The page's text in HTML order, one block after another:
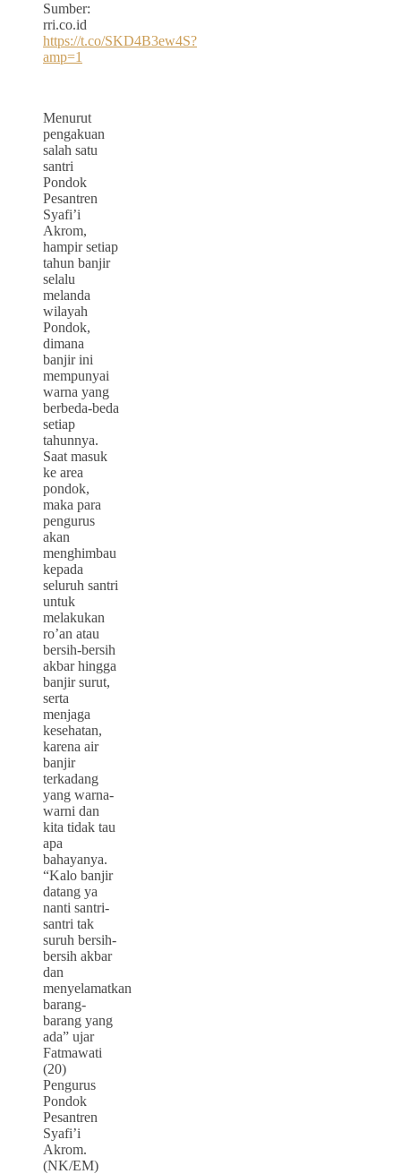
Sumber:
rri.co.id
https://t.co/SKD4B3ew4S?
amp=1
Menurut
pengakuan
salah satu
santri
Pondok
Pesantren
Syafi’i
Akrom,
hampir setiap
tahun banjir
selalu
melanda
wilayah
Pondok,
dimana
banjir ini
mempunyai
warna yang
berbeda-beda
setiap
tahunnya.
Saat masuk
ke area
pondok,
maka para
pengurus
akan
menghimbau
kepada
seluruh santri
untuk
melakukan
ro’an atau
bersih-bersih
akbar hingga
banjir surut,
serta
menjaga
kesehatan,
karena air
banjir
terkadang
yang warna-
warni dan
kita tidak tau
apa
bahayanya.
“Kalo banjir
datang ya
nanti santri-
santri tak
suruh bersih-
bersih akbar
dan
menyelamatkan
barang-
barang yang
ada” ujar
Fatmawati
(20)
Pengurus
Pondok
Pesantren
Syafi’i
Akrom.
(NK/EM)